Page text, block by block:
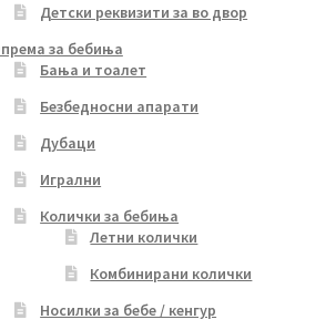
Детски реквизити за во двор
за бебиња
Бања и тоалет
Безбедносни апарати
Дубаци
Игрални
Колички за бебиња
Летни колички
Комбинирани колички
Носилки за бебе / кенгур